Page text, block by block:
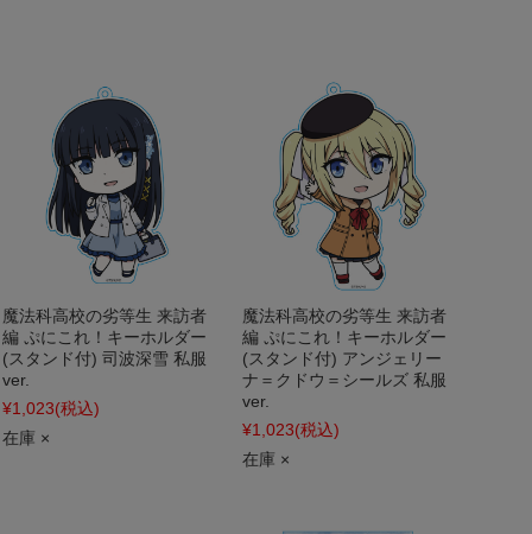
魔法科高校の劣等生 来訪者
編 ぷにこれ！キーホルダー
(スタンド付) 司波深雪 私服
ver.
¥1,023(税込)
在庫 ×
魔法科高校の劣等生 来訪者
編 ぷにこれ！キーホルダー
(スタンド付) アンジェリー
ナ＝クドウ＝シールズ 私服
ver.
¥1,023(税込)
在庫 ×